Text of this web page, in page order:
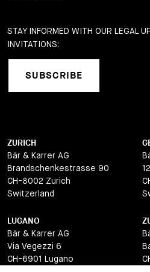
STAY INFORMED WITH OUR LEGAL
INVITATIONS:
SUBSCRIBE
ZURICH
Bär & Karrer AG
Brandschenkestrasse 90
CH-8002 Zurich
Switzerland
LUGANO
Bär & Karrer AG
Via Vegezzi 6
CH-6901 Lugano